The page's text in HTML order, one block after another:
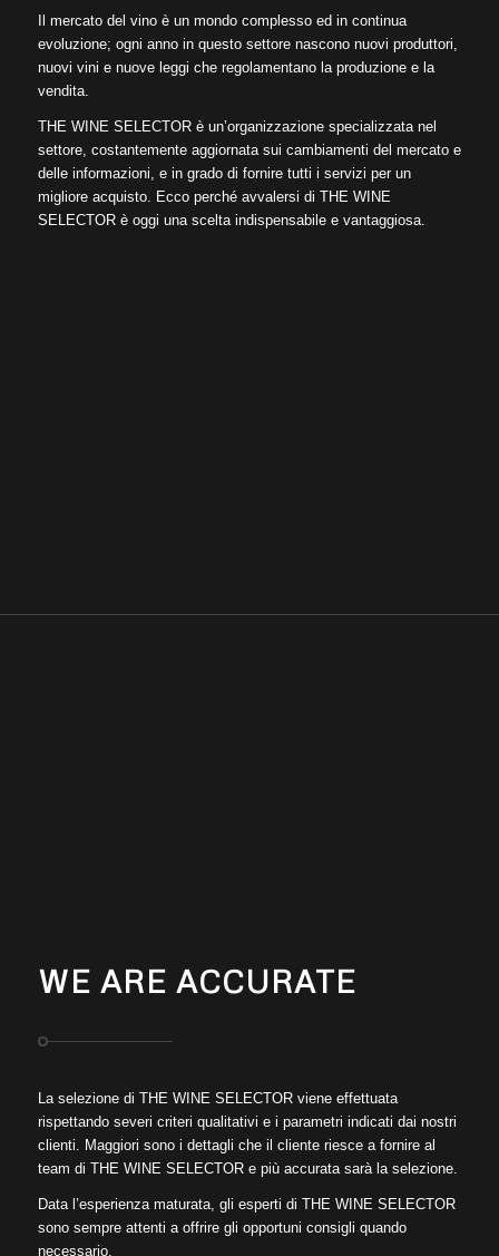
Il mercato del vino è un mondo complesso ed in continua
evoluzione; ogni anno in questo settore nascono nuovi produttori,
nuovi vini e nuove leggi che regolamentano la produzione e la
vendita.
THE WINE SELECTOR è un’organizzazione specializzata nel
settore, costantemente aggiornata sui cambiamenti del mercato e
delle informazioni, e in grado di fornire tutti i servizi per un
migliore acquisto. Ecco perché avvalersi di THE WINE
SELECTOR è oggi una scelta indispensabile e vantaggiosa.
WE ARE ACCURATE
La selezione di THE WINE SELECTOR viene effettuata
rispettando severi criteri qualitativi e i parametri indicati dai nostri
clienti. Maggiori sono i dettagli che il cliente riesce a fornire al
team di THE WINE SELECTOR e più accurata sarà la selezione.
Data l’esperienza maturata, gli esperti di THE WINE SELECTOR
sono sempre attenti a offrire gli opportuni consigli quando
necessario.